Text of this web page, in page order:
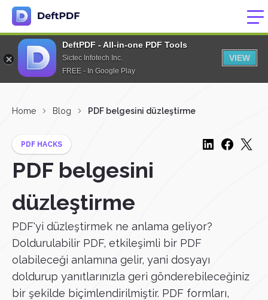
DeftPDF - All-in-one PDF Tools
Sictec Infotech Inc.
FREE - In Google Play
VIEW
Home Blog PDF belgesini düzleştirme
PDF HACKS
PDF belgesini
düzleştirme
PDF'yi düzleştirmek ne anlama geliyor?
Doldurulabilir PDF, etkileşimli bir PDF
olabileceği anlamına gelir, yani dosyayı
doldurup yanıtlarınızla geri gönderebileceğiniz
bir şekilde biçimlendirilmiştir. PDF formları,